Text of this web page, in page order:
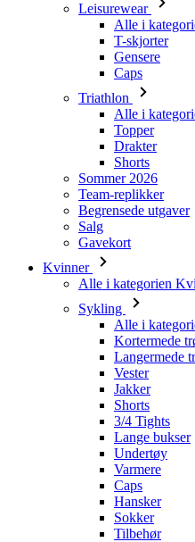
Leisurewear
Alle i
T-skjorter
Gensere
Caps
Triathlon
Alle i
Topper
Drakter
Shorts
Sommer 2026
Team-replikker
Begrensede utgaver
Salg
Gavekort
Kvinner
Alle i kategorien
Sykling
Alle i
Kortermede
Langermede
Vester
Jakker
Shorts
3/4 Tights
Lange bukser
Undertøy
Varmere
Caps
Hansker
Sokker
Tilbehør